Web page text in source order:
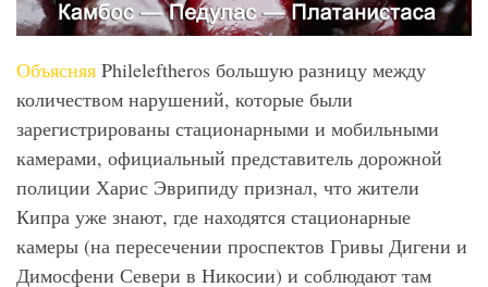
Объясняя Phileleftheros большую разницу между
количеством нарушений, которые были
зарегистрированы стационарными и мобильными
камерами, официальный представитель дорожной
полиции Харис Эврипиду признал, что жители
Кипра уже знают, где находятся стационарные
камеры (на пересечении проспектов Гривы Дигени и
Димосфени Севери в Никосии) и соблюдают там